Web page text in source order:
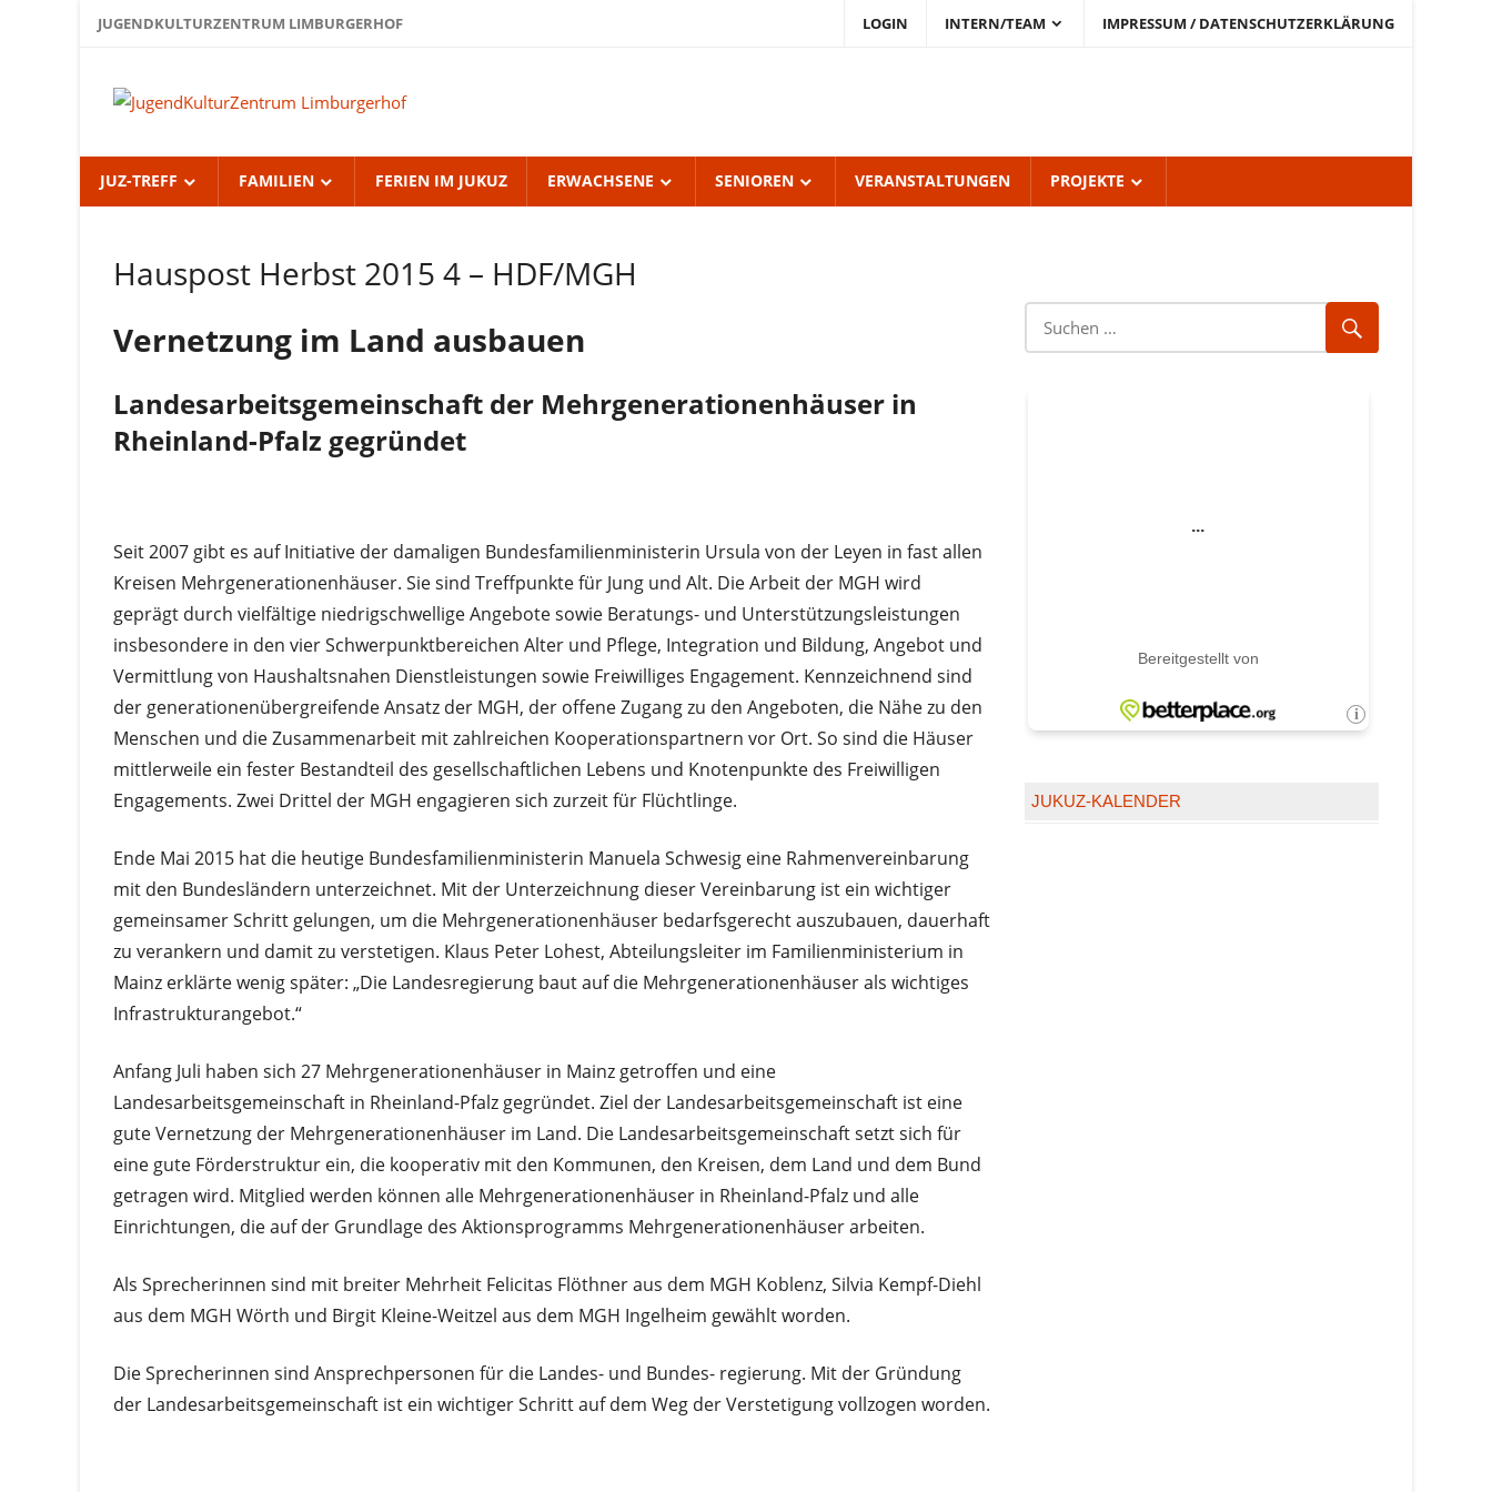
ZumJUGENDKULTURZENTRUM LIMBURGERHOF LOGIN INTERN/TEAM IMPRESSUM / DATENSCHUTZERKLÄRUNG
Limburgerhof
JUZ-TREFF FAMILIEN FERIEN IM JUKUZ ERWACHSENE SENIOREN VERANSTALTUNGEN PROJEKTE
Hauspost
Hauspost Herbst 2015 4 – HDF/MGH
Vernetzung im Land ausbauen
Landesarbeitsgemeinschaft der Mehrgenerationenhäuser in
Rheinland-Pfalz gegründet
Seit 2007 gibt es auf Initiative der damaligen Bundesfamilienministerin Ursula von der Leyen in fast allen
Kreisen Mehrgenerationenhäuser. Sie sind Treffpunkte für Jung und Alt. Die Arbeit der MGH wird
geprägt durch vielfältige niedrigschwellige Angebote sowie Beratungs- und Unterstützungsleistungen
insbesondere in den vier Schwerpunktbereichen Alter und Pflege, Integration und Bildung, Angebot und
Vermittlung von Haushaltsnahen Dienstleistungen sowie Freiwilliges Engagement. Kennzeichnend sind
der generationenübergreifende Ansatz der MGH, der offene Zugang zu den Angeboten, die Nähe zu den
Menschen und die Zusammenarbeit mit zahlreichen Kooperationspartnern vor Ort. So sind die Häuser
mittlerweile ein fester Bestandteil des gesellschaftlichen Lebens und Knotenpunkte des Freiwilligen
Engagements. Zwei Drittel der MGH engagieren sich zurzeit für Flüchtlinge.
Ende Mai 2015 hat die heutige Bundesfamilienministerin Manuela Schwesig eine Rahmenvereinbarung
mit den Bundesländern unterzeichnet. Mit der Unterzeichnung dieser Vereinbarung ist ein wichtiger
gemeinsamer Schritt gelungen, um die Mehrgenerationenhäuser bedarfsgerecht auszubauen, dauerhaft
zu verankern und damit zu verstetigen. Klaus Peter Lohest, Abteilungsleiter im Familienministerium in
Mainz erklärte wenig später: „Die Landesregierung baut auf die Mehrgenerationenhäuser als wichtiges
Infrastrukturangebot.“
Anfang Juli haben sich 27 Mehrgenerationenhäuser in Mainz getroffen und eine
Landesarbeitsgemeinschaft in Rheinland-Pfalz gegründet. Ziel der Landesarbeitsgemeinschaft ist eine
gute Vernetzung der Mehrgenerationenhäuser im Land. Die Landesarbeitsgemeinschaft setzt sich für
eine gute Förderstruktur ein, die kooperativ mit den Kommunen, den Kreisen, dem Land und dem Bund
getragen wird. Mitglied werden können alle Mehrgenerationenhäuser in Rheinland-Pfalz und alle
Einrichtungen, die auf der Grundlage des Aktionsprogramms Mehrgenerationenhäuser arbeiten.
Als Sprecherinnen sind mit breiter Mehrheit Felicitas Flöthner aus dem MGH Koblenz, Silvia Kempf-Diehl
aus dem MGH Wörth und Birgit Kleine-Weitzel aus dem MGH Ingelheim gewählt worden.
Die Sprecherinnen sind Ansprechpersonen für die Landes- und Bundes- regierung. Mit der Gründung
der Landesarbeitsgemeinschaft ist ein wichtiger Schritt auf dem Weg der Verstetigung vollzogen worden.
JUKUZ-KALENDER